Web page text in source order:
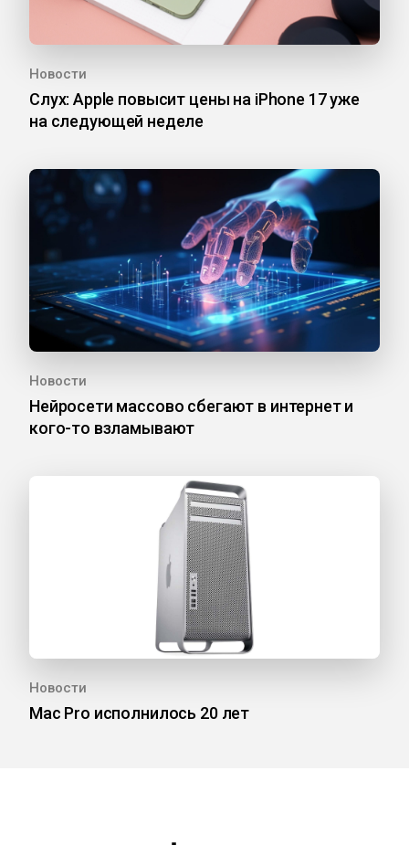
Новости
Слух: Apple повысит цены на iPhone 17 уже
на следующей неделе
Новости
Нейросети массово сбегают в интернет и
кого-то взламывают
Новости
Mac Pro исполнилось 20 лет